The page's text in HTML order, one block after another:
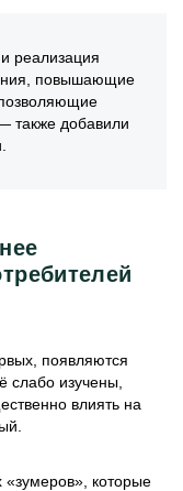
реализация
повышающие
позволяющие
также добавили
появляются
слабо изучены,
влиять на
которые